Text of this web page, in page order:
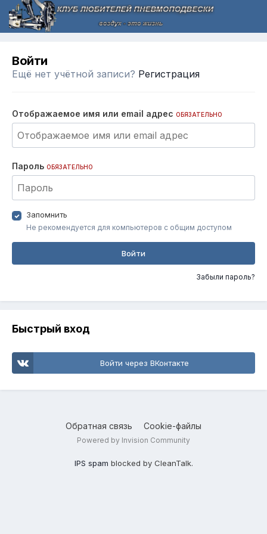
Войти
Ещё нет учётной записи? Регистрация
Отображаемое имя или email адрес ОБЯЗАТЕЛЬНО
Пароль ОБЯЗАТЕЛЬНО
Запомнить
Не рекомендуется для компьютеров с общим доступом
Войти
Забыли пароль?
Быстрый вход
Войти через ВКонтакте
Обратная связь Cookie-файлы
Powered by Invision Community
IPS spam blocked by CleanTalk.